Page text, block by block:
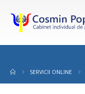
SERVICII ONLINE